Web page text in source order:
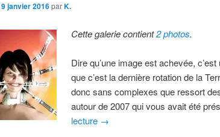
janvier 2016parK.
Cette galerie contient2 photos.
Dire qu’une image est achevée,
que c’est la dernière rotation de la
donc sans complexes que ressort
autour de 2007 qui vous avait été
lecture →